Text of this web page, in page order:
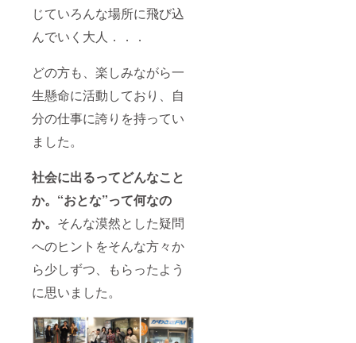
じていろんな場所に飛び込
んでいく大人．．．
どの方も、楽しみながら一
生懸命に活動しており、自
分の仕事に誇りを持ってい
ました。
社会に出るってどんなこと
か。“おとな”って何なの
か。 そんな漠然とした疑問
へのヒントをそんな方々か
ら少しずつ、もらったよう
に思いました。